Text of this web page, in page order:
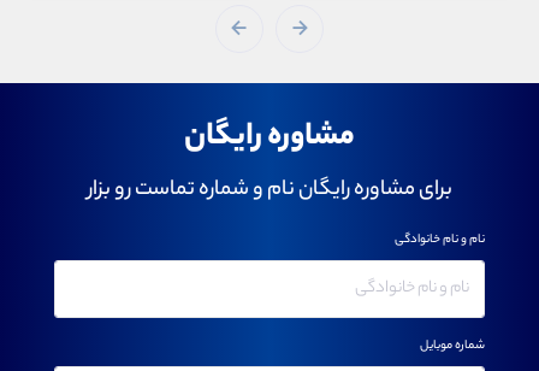
مشاوره رایگان
برای مشاوره رایگان نام و شماره تماست رو بزار
نام و نام خانوادگی
شماره موبایل